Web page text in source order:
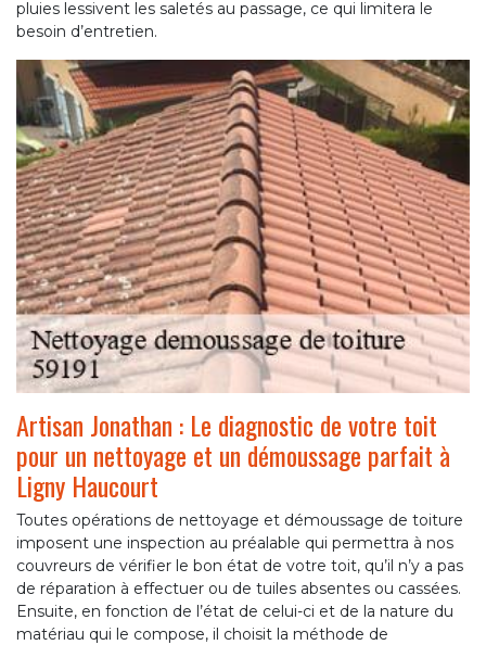
pluies lessivent les saletés au passage, ce qui limitera le
besoin d’entretien.
Artisan Jonathan : Le diagnostic de votre toit
pour un nettoyage et un démoussage parfait à
Ligny Haucourt
Toutes opérations de nettoyage et démoussage de toiture
imposent une inspection au préalable qui permettra à nos
couvreurs de vérifier le bon état de votre toit, qu’il n’y a pas
de réparation à effectuer ou de tuiles absentes ou cassées.
Ensuite, en fonction de l’état de celui-ci et de la nature du
matériau qui le compose, il choisit la méthode de